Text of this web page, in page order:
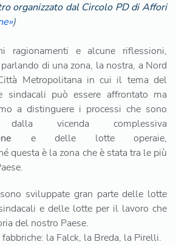
organizzato dal Circolo PD di Affori
)
ragionamenti e alcune riflessioni,
di una zona, la nostra, a Nord
Metropolitana in cui il tema del
può essere affrontato ma
a distinguere i processi che sono
vicenda complessiva
e delle lotte operaie,
questa è la zona che è stata tra le più
sviluppate gran parte delle lotte
e delle lotte per il lavoro che
del nostro Paese.
fabbriche: la Falck, la Breda, la Pirelli.